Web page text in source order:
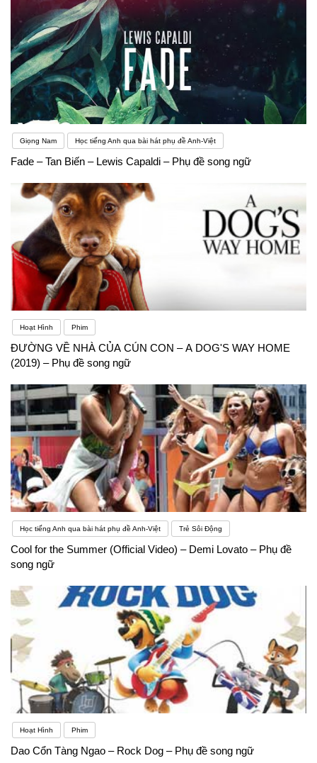
Giọng Nam Học tiếng Anh qua bài hát phụ đề Anh-Việt
Fade – Tan Biến – Lewis Capaldi – Phụ đề song ngữ
Hoạt Hình Phim
ĐƯỜNG VỀ NHÀ CỦA CÚN CON – A DOG'S WAY HOME
(2019) – Phụ đề song ngữ
Học tiếng Anh qua bài hát phụ đề Anh-Việt Trẻ Sôi Động
Cool for the Summer (Official Video) – Demi Lovato – Phụ đề
song ngữ
Hoạt Hình Phim
Dao Cổn Tàng Ngao – Rock Dog – Phụ đề song ngữ